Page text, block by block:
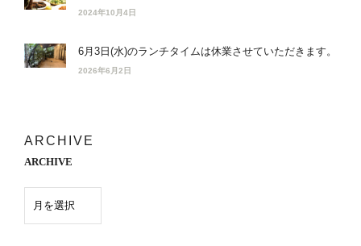
2024年10月4日
6月3日(水)のランチタイムは休業させていただきます。
2026年6月2日
ARCHIVE
ARCHIVE